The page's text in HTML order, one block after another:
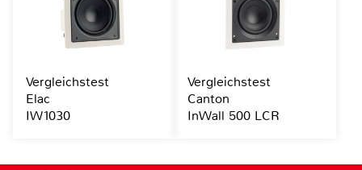
Vergleichstest
Elac
IW1030
Vergleichstest
Canton
InWall 500 LCR